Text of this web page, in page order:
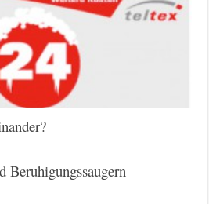
Beruhigungssaugern